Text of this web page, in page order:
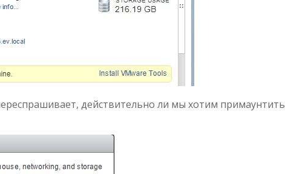
действительно ли мы хотим примаунтить